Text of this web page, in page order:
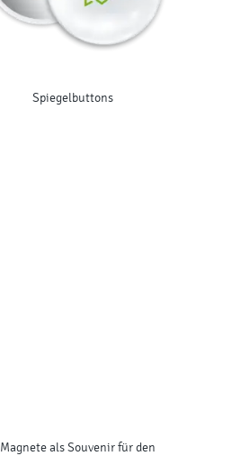
Spiegelbuttons
als Souvenir für den